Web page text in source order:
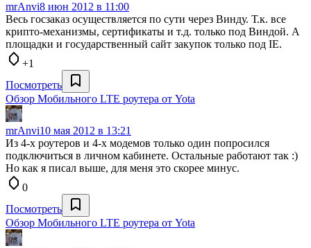
mrAnvi8 июн 2012 в 11:00
Весь госзаказ осуществляется по сути через Винду. Т.к. все
крипто-механизмы, сертификаты и т.д. только под Виндой. А
площадки и государственный сайт закупок только под IE.
+1
Посмотреть
Обзор Мобильного LTE роутера от Yota
mrAnvi10 мая 2012 в 13:21
Из 4-х роутеров и 4-х модемов только один попросился
подключиться в личном кабинете. Остальные работают так :)
Но как я писал выше, для меня это скорее минус.
0
Посмотреть
Обзор Мобильного LTE роутера от Yota